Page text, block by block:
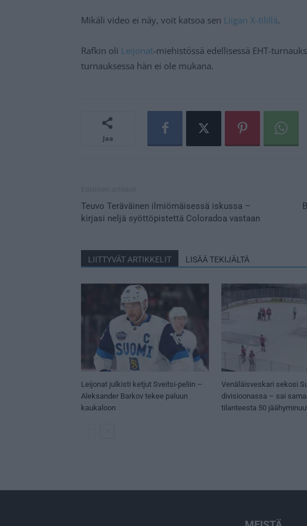
Mikäli video ei näy, voit katsoa sen Liigan X-tilillä.
Rafkin oli Leijonat-miehistössä edellisessä EHT-
turnauksessa hän ei ole mukana.
Jaa
Teuvo Teräväinen ilmiömäisessä iskussa –
kirjasi neljä syöttöpistettä Coloradoa vastaan
LIITTYVÄT ARTIKKELIT LISÄÄ TEKIJÄLTÄ
Leijonat julkisti ketjut Sveitsi-peliin –
Aleksander Barkov tekee paluun
kaukaloon
Venäläisveskari sekosi
divisioonassa – sai
tilanteesta 50